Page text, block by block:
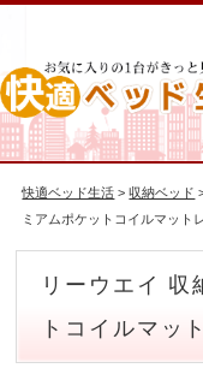
快適ベッド生活 >収納ベッド
ミアムポケットコイルマット
リーウエイ 収
トコイルマッ